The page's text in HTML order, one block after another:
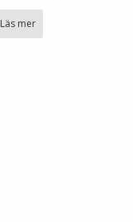
Läs mer